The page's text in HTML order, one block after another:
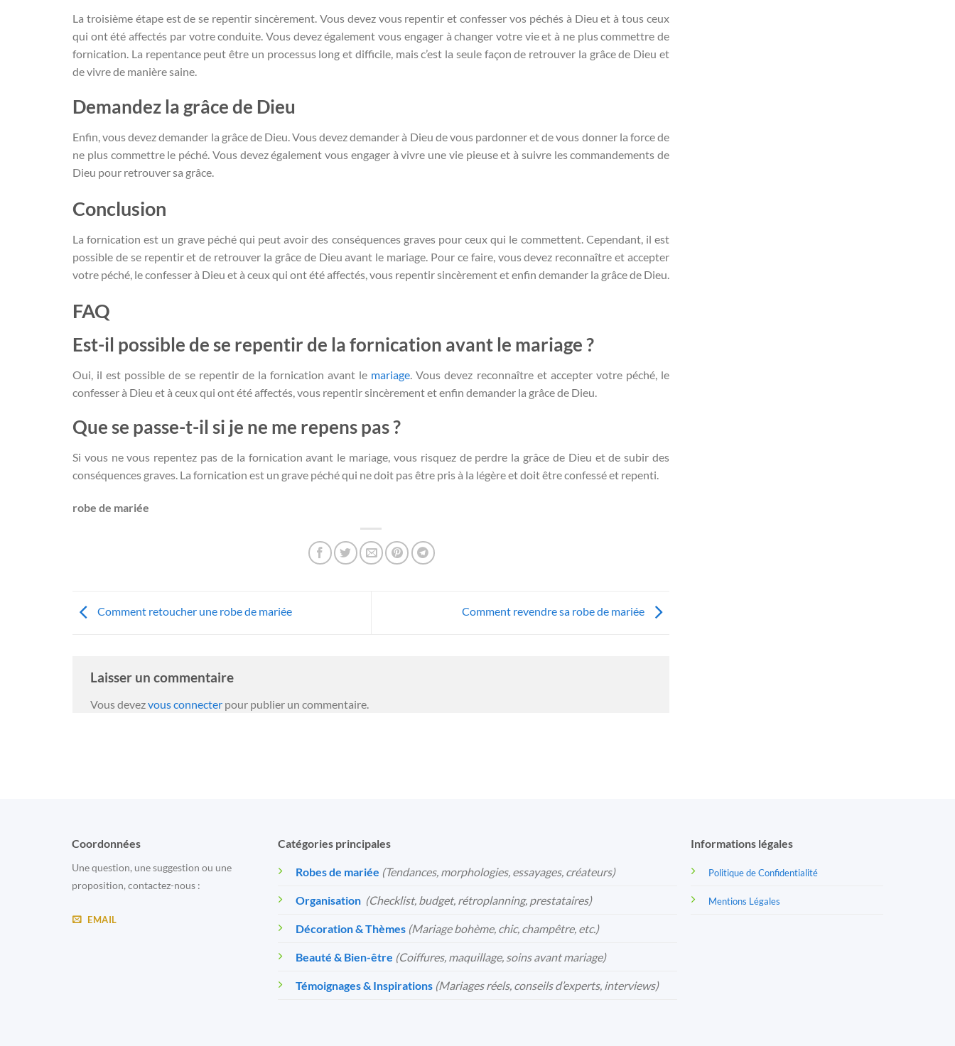
La troisième étape est de se repentir sincèrement. Vous devez vous repentir et confesser vos péchés à Dieu et à tous ceux
qui ont été affectés par votre conduite. Vous devez également vous engager à changer votre vie et à ne plus commettre de
fornication. La repentance peut être un processus long et difficile, mais c’est la seule façon de retrouver la grâce de Dieu et
de vivre de manière saine.
Demandez la grâce de Dieu
Enfin, vous devez demander la grâce de Dieu. Vous devez demander à Dieu de vous pardonner et de vous donner la force de
ne plus commettre le péché. Vous devez également vous engager à vivre une vie pieuse et à suivre les commandements de
Dieu pour retrouver sa grâce.
Conclusion
La fornication est un grave péché qui peut avoir des conséquences graves pour ceux qui le commettent. Cependant, il est
possible de se repentir et de retrouver la grâce de Dieu avant le mariage. Pour ce faire, vous devez reconnaître et accepter
votre péché, le confesser à Dieu et à ceux qui ont été affectés, vous repentir sincèrement et enfin demander la grâce de Dieu.
FAQ
Est-il possible de se repentir de la fornication avant le mariage ?
Oui, il est possible de se repentir de la fornication avant le mariage . Vous devez reconnaître et accepter votre péché, le
confesser à Dieu et à ceux qui ont été affectés, vous repentir sincèrement et enfin demander la grâce de Dieu.
Que se passe-t-il si je ne me repens pas ?
Si vous ne vous repentez pas de la fornication avant le mariage, vous risquez de perdre la grâce de Dieu et de subir des
conséquences graves. La fornication est un grave péché qui ne doit pas être pris à la légère et doit être confessé et repenti.
robe de mariée
Comment retoucher une robe de mariée Comment revendre sa robe de mariée
Laisser un commentaire
Vous devezvous connecter pour publier un commentaire.
Coordonnées
Une question, une suggestion ou une
proposition, contactez-nous :
EMAIL
Catégories principales
Robes de mariée (Tendances, morphologies, essayages, créateurs)
Organisation (Checklist, budget, rétroplanning, prestataires)
Décoration & Thèmes (Mariage bohème, chic, champêtre, etc.)
Beauté & Bien-être (Coiffures, maquillage, soins avant mariage)
Témoignages & Inspirations (Mariages réels, conseils d’experts, interviews)
Informations légales
Politique de Confidentialité
Mentions Légales